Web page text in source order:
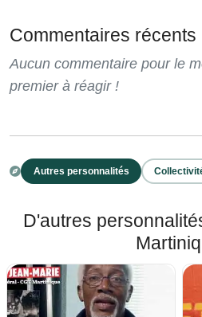
Commentaires récents
Aucun commentaire pour le
premier à réagir !
Autres personnalités
D'autres